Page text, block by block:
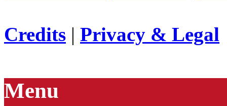
Credits | Privacy & Legal
Menu